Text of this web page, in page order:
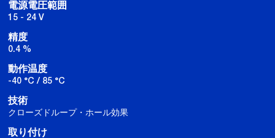
電源電圧範囲
15 - 24 V
精度
0.4 %
動作温度
-40 °C / 85 °C
技術
クローズドループ・ホール効果
取り付け